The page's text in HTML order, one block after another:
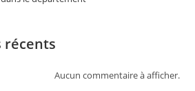
récents
Aucun commentaire à afficher.